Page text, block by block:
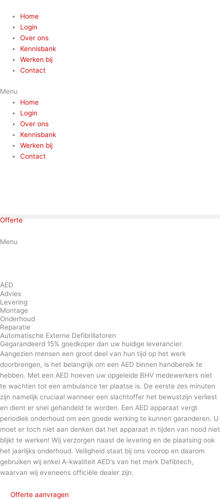
naar
inhoud
Home
Login
Over ons
Kennisbank
Werken bij
Contact
Menu
Home
Login
Over ons
Kennisbank
Werken bij
Contact
Offerte
Menu
AED
Advies
Levering
Montage
Onderhoud
Reparatie
Automatische Externe Defibrillatoren
Gegarandeerd 15% goedkoper dan uw huidige leverancier.
Aangezien mensen een groot deel van hun tijd op het werk
doorbrengen, is het belangrijk om een AED binnen handbereik te
hebben. Met een AED hoeven uw opgeleide BHV medewerkers niet
te wachten tot een ambulance ter plaatse is. De eerste zes minuten
zijn namelijk cruciaal wanneer een slachtoffer het bewustzijn verliest
en dient er snel gehandeld te worden. Een AED apparaat vergt
periodiek onderhoud om een goede werking te kunnen garanderen. U
moet er toch niet aan denken dat het apparaat in tijden van nood niet
blijkt te werken! Wij verzorgen naast de levering en de plaatsing ook
het jaarlijks onderhoud. Veiligheid staat bij ons voorop en daarom
gebruiken wij enkel A-kwaliteit AED’s van het merk Defibtech,
waarvan wij eveneens officiële dealer zijn.
Offerte aanvragen